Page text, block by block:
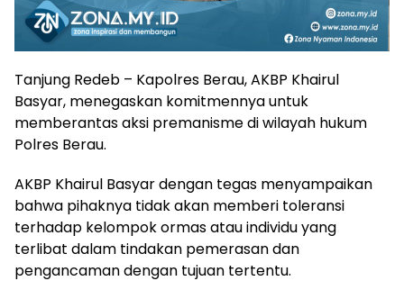
Tanjung Redeb – Kapolres Berau, AKBP Khairul
Basyar, menegaskan komitmennya untuk
memberantas aksi premanisme di wilayah hukum
Polres Berau.
AKBP Khairul Basyar dengan tegas menyampaikan
bahwa pihaknya tidak akan memberi toleransi
terhadap kelompok ormas atau individu yang
terlibat dalam tindakan pemerasan dan
pengancaman dengan tujuan tertentu.